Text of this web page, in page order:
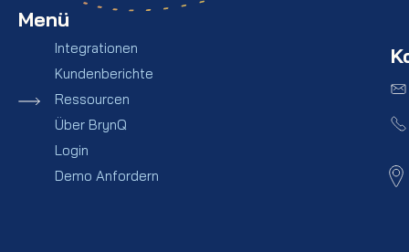
Menü
Integrationen
Kundenberichte
Ressourcen
Über BrynQ
Login
Demo Anfordern